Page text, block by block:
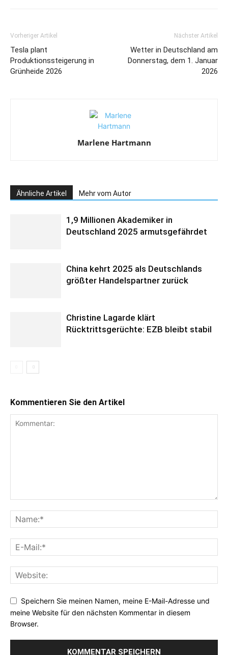
Vorheriger Artikel
Tesla plant
Produktionssteigerung in
Grünheide 2026
Nächster Artikel
Wetter in Deutschland am
Donnerstag, dem 1. Januar
2026
Marlene Hartmann
Ähnliche Artikel Mehr vom Autor
1,9 Millionen Akademiker in
Deutschland 2025 armutsgefährdet
China kehrt 2025 als Deutschlands
größter Handelspartner zurück
Christine Lagarde klärt
Rücktrittsgerüchte: EZB bleibt stabil
Kommentieren Sie den Artikel
Speichern Sie meinen Namen, meine E-Mail-Adresse und
meine Website für den nächsten Kommentar in diesem
Browser.